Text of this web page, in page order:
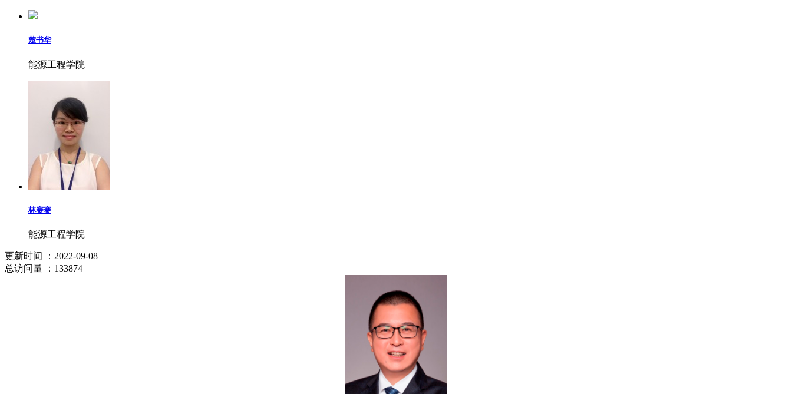
楚书华
能源工程学院
林赛赛
能源工程学院
更新时间
：2022-09-08
总访问量 ：133874